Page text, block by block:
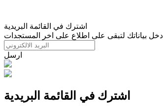
اشترك في القائمة البريدية
ادخل بياناتك لتبقى على اطلاع على اخر المستجدات
ارسل
اشترك في القائمة البريدية